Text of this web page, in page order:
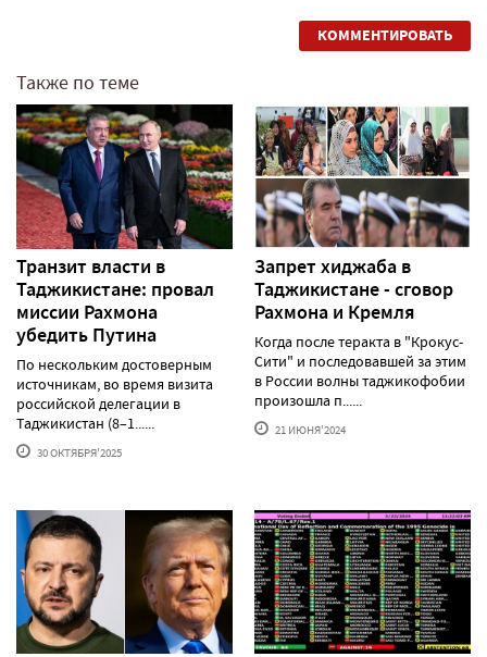
КОММЕНТИРОВАТЬ
Также по теме
Транзит власти в
Таджикистане: провал
миссии Рахмона
убедить Путина
По нескольким достоверным
источникам, во время визита
российской делегации в
Таджикистан (8–1......
30 ОКТЯБРЯ'2025
Запрет хиджаба в
Таджикистане - сговор
Рахмона и Кремля
Когда после теракта в "Крокус-
Сити" и последовавшей за этим
в России волны таджикофобии
произошла п......
21 ИЮНЯ'2024